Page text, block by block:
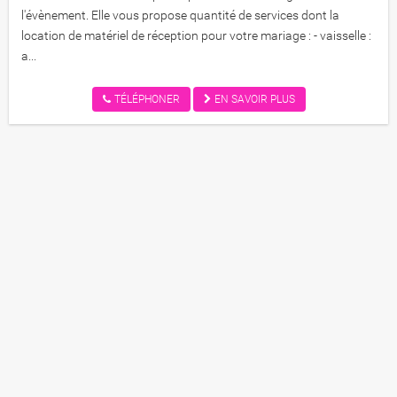
l'évènement. Elle vous propose quantité de services dont la
location de matériel de réception pour votre mariage : - vaisselle :
a...
TÉLÉPHONER EN SAVOIR PLUS